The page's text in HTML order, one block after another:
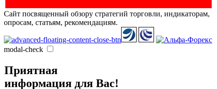
Сайт посвященный обзору стратегий торговли, индикаторам,
опросам, статьям, рекомендациям.
modal-check
Приятная
информация для Вас!